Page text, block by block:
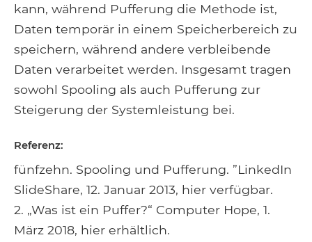
kann, während Pufferung die Methode ist,
Daten temporär in einem Speicherbereich zu
speichern, während andere verbleibende
Daten verarbeitet werden. Insgesamt tragen
sowohl Spooling als auch Pufferung zur
Steigerung der Systemleistung bei.
Referenz:
fünfzehn. Spooling und Pufferung. ”LinkedIn
SlideShare, 12. Januar 2013, hier verfügbar.
2. „Was ist ein Puffer?“ Computer Hope, 1.
März 2018, hier erhältlich.